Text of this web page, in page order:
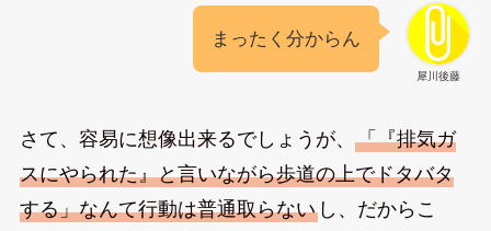
犀川後藤
まったく分からん
さて、容易に想像出来るでしょうが、 「『排気ガ
スにやられた』と言いながら歩道の上でドタバタ
する」なんて行動は普通取らないし、だからこ